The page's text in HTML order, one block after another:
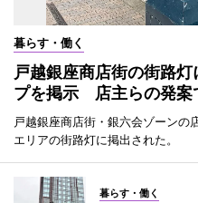
暮らす・働く
戸越銀座商店街の街路
プを掲示 店主らの発案
戸越銀座商店街・銀六会ゾーンの
エリアの街路灯に掲出された。
暮らす・働く